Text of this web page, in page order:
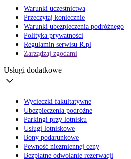
Warunki uczestnictwa
Przeczytaj koniecznie
Warunki ubezpieczenia podróżnego
Polityka prywatności
Regulamin serwisu R.pl
Zarządzaj zgodami
Usługi dodatkowe
Wycieczki fakultatywne
Ubezpieczenia podróżne
Parkingi przy lotnisku
Usługi lotniskowe
Bony podarunkowe
Pewność niezmiennej ceny
Bezpłatne odwołanie rezerwacji